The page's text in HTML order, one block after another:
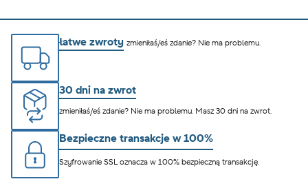
łatwe zwroty zmieniłaś/eś zdanie? Nie ma problemu.
30 dni na zwrot
zmieniłaś/eś zdanie? Nie ma problemu. Masz 30 dni na zwrot.
Bezpieczne transakcje w 100%
Szyfrowanie SSL oznacza w 100% bezpieczną transakcję.